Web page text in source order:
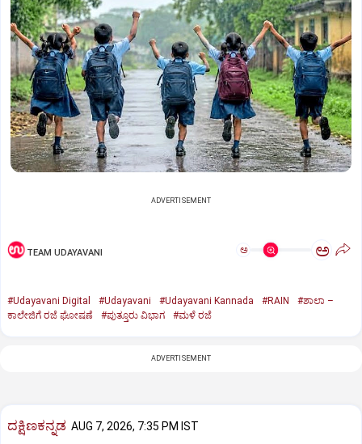
ADVERTISEMENT
TEAM UDAYAVANI ಅ ಅ
#Udayavani Digital #Udayavani #Udayavani Kannada #RAIN
#ಶಾಲಾ –
ಕಾಲೇಜಿಗೆ ರಜೆ ಘೋಷಣೆ
#ಪುತ್ತೂರು ವಿಭಾಗ #ಮಳೆ ರಜೆ
ADVERTISEMENT
ದಕ್ಷಿಣಕನ್ನಡ AUG 7, 2026, 7:35 PM IST